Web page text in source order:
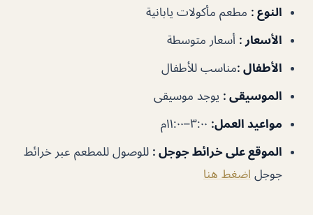
النوع : مطعم مأكولات يابانية
الأسعار : أسعار متوسطة
الأطفال :مناسب للأطفال
الموسيقى : يوجد موسيقى
مواعيد العمل:
الموقع على خرائط جوجل : للوصول للمطعم عبر خرائط
جوجل اضغط هنا